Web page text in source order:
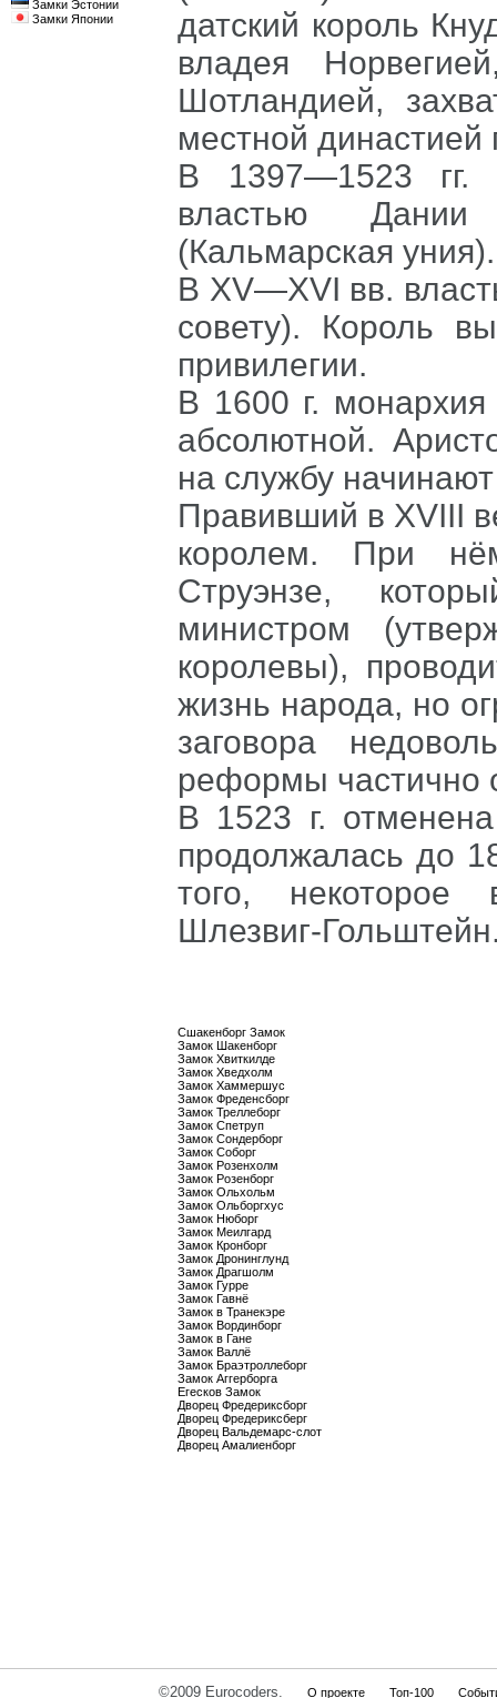
Замки Эстонии
Замки Японии
датский король
владея
Шотландией,
местной династией
В 1397—1523 гг.
властью
(Кальмарская уния).
В XV—XVI вв.
совету). Король
привилегии.
В 1600 г.
абсолютной.
на службу
Правивший в XVIII
королем. При
Струэнзе,
министром
королевы),
жизнь народа, но
заговора
реформы частично
В 1523 г.
продолжалась до
того, некоторое
Шлезвиг-
Сшакенборг Замок
Замок Шакенборг
Замок Хвиткилде
Замок Хведхолм
Замок Хаммершус
Замок Фреденсборг
Замок Треллеборг
Замок Спетруп
Замок Сондерборг
Замок Соборг
Замок Розенхолм
Замок Розенборг
Замок Ольхольм
Замок Ольборгхус
Замок Нюборг
Замок Меилгард
Замок Кронборг
Замок Дронинглунд
Замок Драгшолм
Замок Гурре
Замок Гавнё
Замок в Транекэре
Замок Вординборг
Замок в Гане
Замок Валлё
Замок Браэтроллеборг
Замок Аггерборга
Егесков Замок
Дворец Фредериксборг
Дворец Фредериксберг
Дворец Вальдемарс-слот
Дворец Амалиенборг
©2009 Eurocoders. О проекте Топ-100